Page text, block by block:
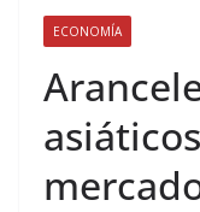
ECONOMÍA